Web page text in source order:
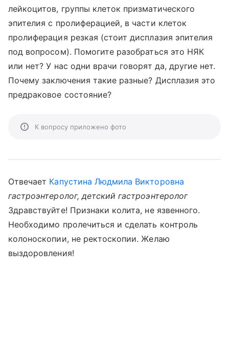
лейкоцитов, группы клеток призматического
эпителия с пролиферацией, в части клеток
пролиферация резкая (стоит дисплазия эпителия
под вопросом). Помогите разобраться это НЯК
или нет? У нас одни врачи говорят да, другие нет.
Почему заключения такие разные? Дисплазия это
предраковое состояние?
К вопросу приложено фото
Отвечает Капустина Людмила Викторовна
гастроэнтеролог, детский гастроэнтеролог
Здравствуйте! Признаки колита, не язвенного.
Необходимо пролечиться и сделать контроль
колоноскопии, не ректоскопии. Желаю
выздоровления!